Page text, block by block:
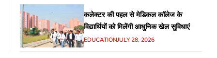
कलेक्टर की पहल से मेडिकल कॉलेज के
विद्यार्थियों को मिलेंगी आधुनिक खेल सुविधाएं
EDUCATIONJULY 28, 2026